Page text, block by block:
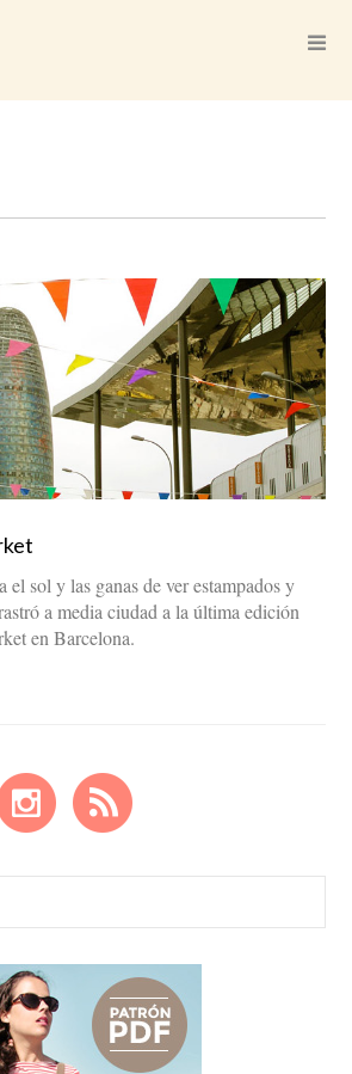
sol y las ganas de ver estampados y
a media ciudad a la última edición
en Barcelona.